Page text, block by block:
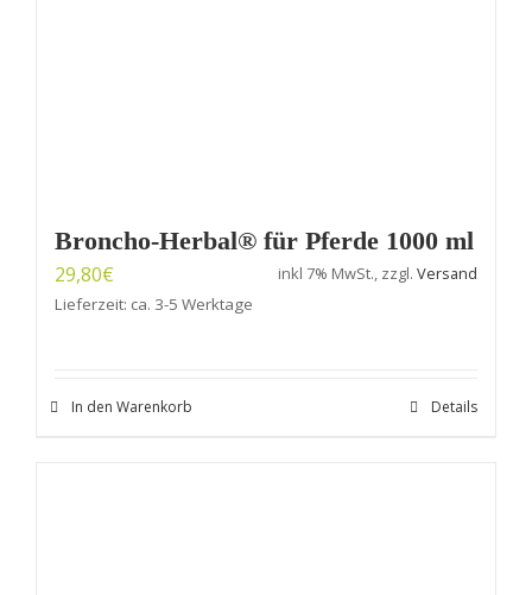
Broncho-Herbal® für Pferde 1000 ml
29,80€ inkl 7% MwSt., zzgl. Versand
Lieferzeit: ca. 3-5 Werktage
In den Warenkorb Details